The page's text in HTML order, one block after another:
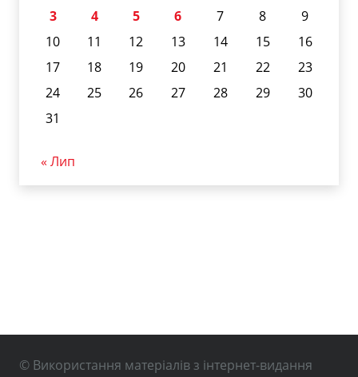
3
4 5 6 7 8
9
10
11 12 13 14 15
16
17
18 19 20 21 22
23
24
25 26 27 28 29
30
31
« Лип
© Використання матеріалів з інтернет-видання